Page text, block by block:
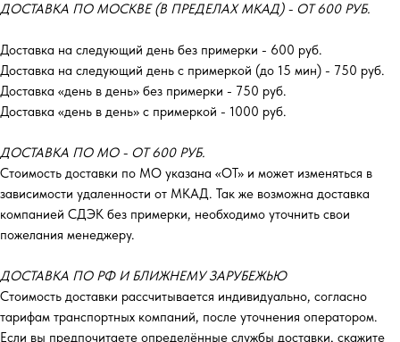
ДОСТАВКА ПО МОСКВЕ (В ПРЕДЕЛАХ МКАД) - ОТ 600 РУБ.
Доставка на следующий день без примерки - 600 руб.
Доставка на следующий день с примеркой (до 15 мин) - 750 руб.
Доставка «день в день» без примерки - 750 руб.
Доставка «день в день» с примеркой - 1000 руб.
ДОСТАВКА ПО МО - ОТ 600 РУБ.
Стоимость доставки по МО указана «ОТ»‎ и может изменяться в
зависимости удаленности от МКАД. Так же возможна доставка
компанией СДЭК без примерки, необходимо уточнить свои
пожелания менеджеру.
ДОСТАВКА ПО РФ И БЛИЖНЕМУ ЗАРУБЕЖЬЮ
Стоимость доставки рассчитывается индивидуально, согласно
тарифам транспортных компаний, после уточнения оператором.
Если вы предпочитаете определённые службы доставки, скажите